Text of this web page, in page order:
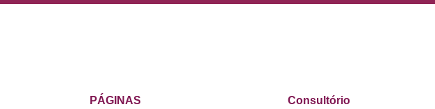
PÁGINAS Consultório